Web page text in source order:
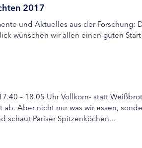
2017
und Aktuelles aus der
wünschen wir allen einen guten
– 18.05 Uhr Vollkorn- statt
Aber nicht nur was wir essen,
schaut Pariser Spitzenköchen...